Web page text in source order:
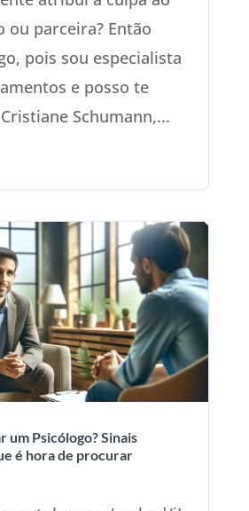
ou parceira? Então
pois sou especialista
e posso te
Schumann,...
um Psicólogo? Sinais
é hora de procurar